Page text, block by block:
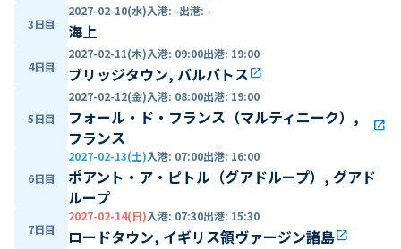
3日目
2027-02-10(水)入港: -出港: -
海上
4日目
2027-02-11(木)入港: 09:00出港: 19:00
ブリッジタウン, バルバトスopen_in_new
5日目
2027-02-12(金)入港: 08:00出港: 19:00
フォール・ド・フランス（マルティニーク）,
フランス
open_in_new
6日目
2027-02-13(土)入港: 07:00出港: 16:00
ポアント・ア・ピトル（グアドループ）, グアド
ループ
7日目
2027-02-14(日)入港: 07:30出港: 15:30
ロードタウン, イギリス領ヴァージン諸島open_in_new